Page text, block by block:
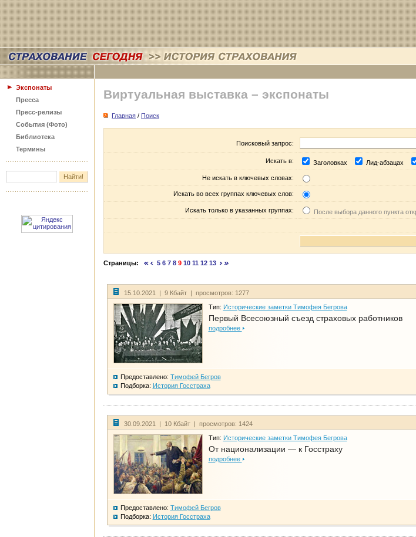
Экспонаты
Пресса
Пресс-релизы
События (Фото)
Библиотека
Термины
Виртуальная выставка – экспонаты
Главная / Поиск
Поисковый запрос:
Искать в: Заголовках Лид-абзацах
Не искать в ключевых словах:
Искать во всех группах ключевых слов:
Искать только в указанных группах: После выбора данного пункта
Страницы: 5 6 7 8 9 10 11 12 13
15.10.2021 | 9 Кбайт | просмотров: 1277
Тип: Исторические заметки Тимофея Бегрова
Первый Всесоюзный съезд страховых работников
подробнее
Предоставлено: Тимофей Бегров
Подборка: История Госстраха
30.09.2021 | 10 Кбайт | просмотров: 1424
Тип: Исторические заметки Тимофея Бегрова
От национализации — к Госстраху
подробнее
Предоставлено: Тимофей Бегров
Подборка: История Госстраха